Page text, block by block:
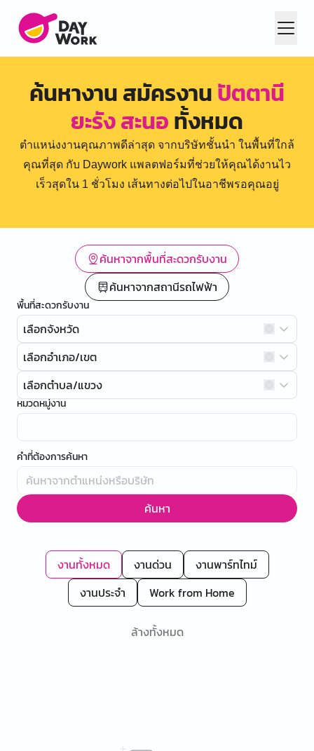
ค้นหางาน สมัครงานปัตตานี
ยะรัง สะนอทั้งหมด
ตำแหน่งงานคุณภาพดีล่าสุด จากบริษัทชั้นนำ ในพื้นที่ใกล้
คุณที่สุด กับ Daywork แพลตฟอร์มที่ช่วยให้คุณได้งานไว
เร็วสุดใน 1 ชั่วโมง เส้นทางต่อไปในอาชีพรอคุณอยู่
ค้นหาจากพื้นที่สะดวกรับงาน
ค้นหาจากสถานีรถไฟฟ้า
พื้นที่สะดวกรับงาน
เลือกจังหวัด
เลือกอำเภอ/เขต
เลือกตำบล/แขวง
หมวดหมู่งาน
คำที่ต้องการค้นหา
ค้นหา
งานทั้งหมด งานด่วน
งานพาร์ทไทม์
งานประจำ
Work from Home
ล้างทั้งหมด